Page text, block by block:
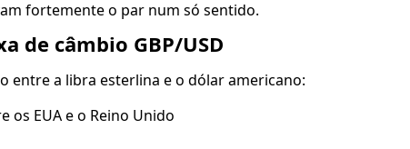
fortemente o par num só sentido.
de câmbio GBP/USD
entre a libra esterlina e o dólar americano:
os EUA e o Reino Unido